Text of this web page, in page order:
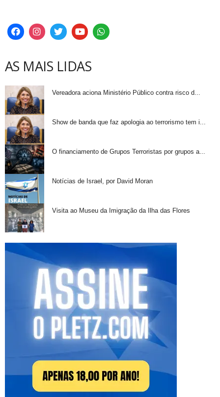
AS MAIS LIDAS
Vereadora aciona Ministério Público contra risco d...
Show de banda que faz apologia ao terrorismo tem i...
O financiamento de Grupos Terroristas por grupos a...
Notícias de Israel, por David Moran
Visita ao Museu da Imigração da Ilha das Flores